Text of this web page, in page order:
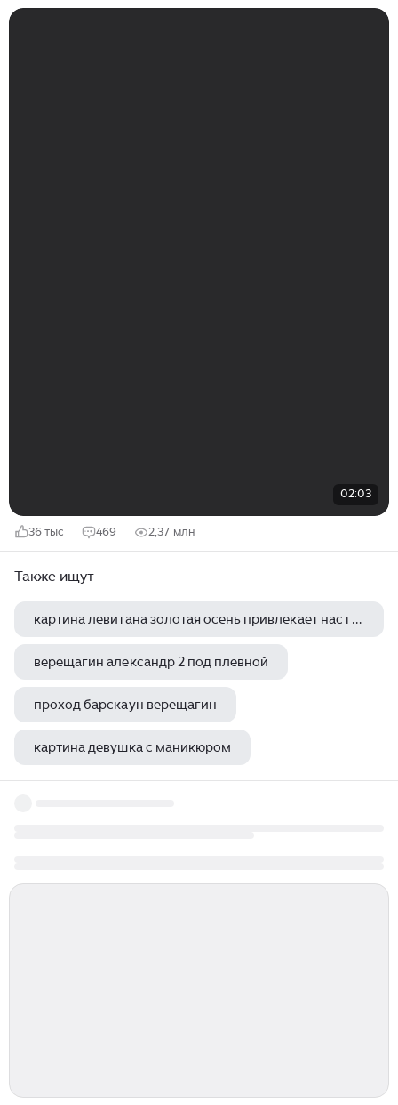
02:03
36 тыс 469 2,37 млн
Также ищут
картина левитана золотая осень привлекает нас гармонией красок каким то неизъяснимым
верещагин александр 2 под плевной
проход барскаун верещагин
картина девушка с маникюром